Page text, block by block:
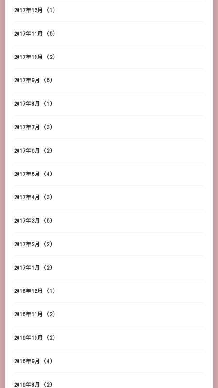
2017年12月 (1)
2017年11月 (5)
2017年10月 (2)
2017年9月 (5)
2017年8月 (1)
2017年7月 (3)
2017年6月 (2)
2017年5月 (4)
2017年4月 (3)
2017年3月 (5)
2017年2月 (2)
2017年1月 (2)
2016年12月 (1)
2016年11月 (2)
2016年10月 (2)
2016年9月 (4)
2016年8月 (2)